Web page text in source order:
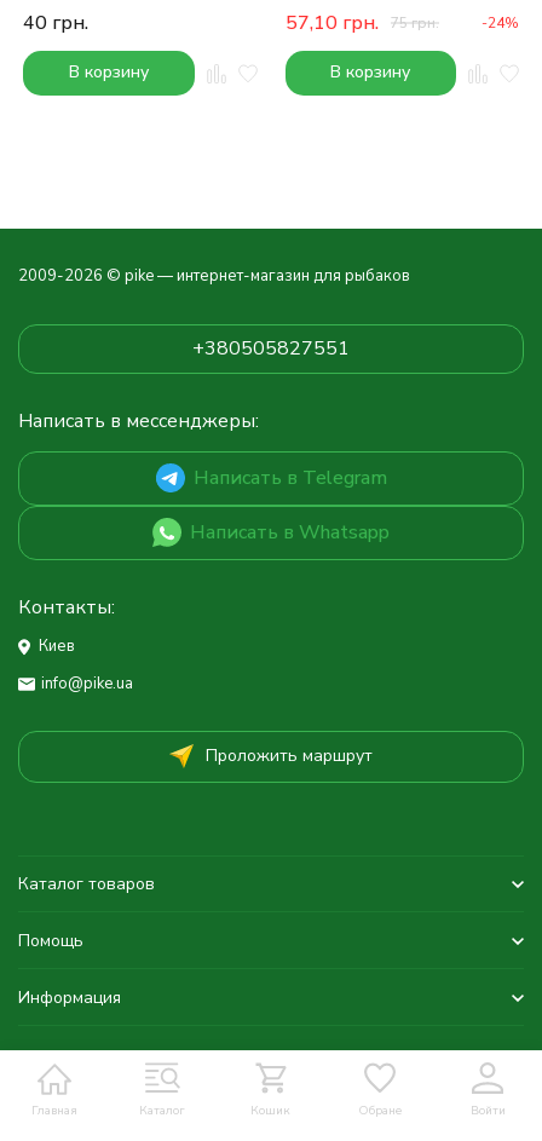
40 грн.
В корзину
57,10 грн. 75грн. -24%
В корзину
Главная Каталог Кошик Обране Войти
2009-2026 © pike — интернет-магазин для рыбаков
+380505827551
Написать в мессенджеры:
Написать в Telegram
Написать в Whatsapp
Контакты:
Киев
info@pike.ua
Проложить маршрут
Каталог товаров
Помощь
Информация